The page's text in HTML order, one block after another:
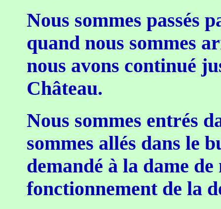
Nous sommes passés
quand nous sommes
nous avons continué
Château.
Nous sommes entrés
sommes allés dans le
demandé à la dame
fonctionnement de la